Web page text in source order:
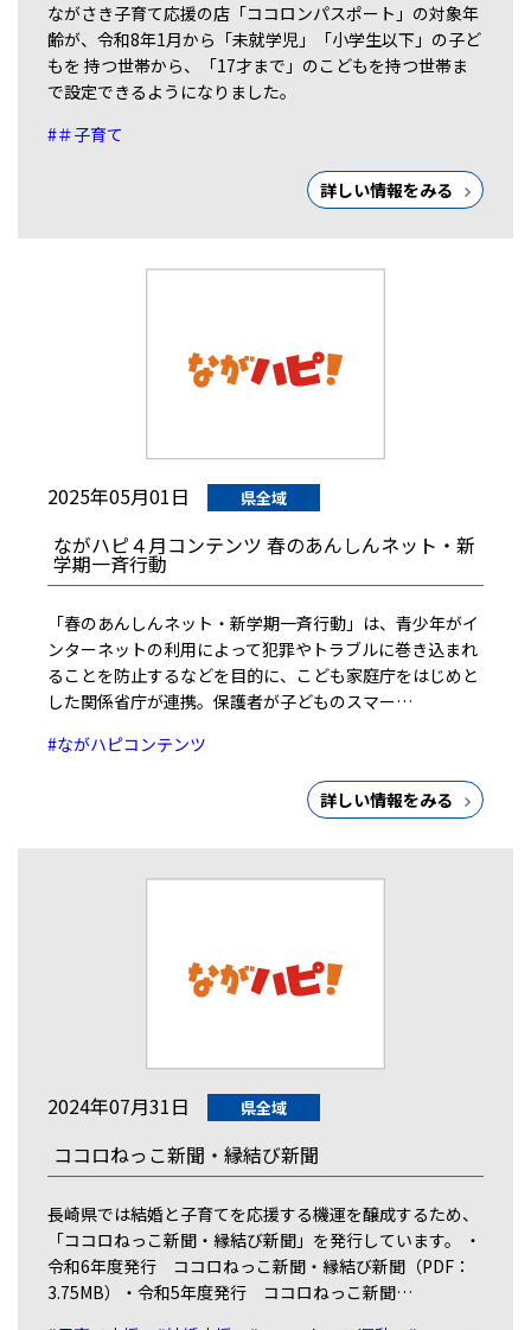
ながさき子育て応援の店「ココロンパスポート」の対象年
齢が、令和8年1月から「未就学児」「小学生以下」の子ど
もを 持つ世帯から、「17才まで」のこどもを持つ世帯ま
で設定できるようになりました。
#＃子育て
詳しい情報をみる
2025年05月01日 県全域
ながハピ４月コンテンツ 春のあんしんネット・新
学期一斉行動
「春のあんしんネット・新学期一斉行動」は、青少年がイ
ンターネットの利用によって犯罪やトラブルに巻き込まれ
ることを防止するなどを目的に、こども家庭庁をはじめと
した関係省庁が連携。保護者が子どものスマー…
#ながハピコンテンツ
詳しい情報をみる
2024年07月31日 県全域
ココロねっこ新聞・縁結び新聞
長崎県では結婚と子育てを応援する機運を醸成するため、
「ココロねっこ新聞・縁結び新聞」を発行しています。 ・
令和6年度発行 ココロねっこ新聞・縁結び新聞（PDF：
3.75MB）・令和5年度発行 ココロねっこ新聞…